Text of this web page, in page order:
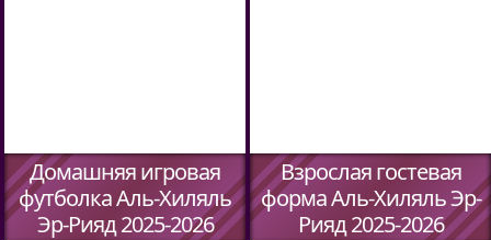
Домашняя игровая
футболка Аль-Хиляль
Эр-Рияд 2025-2026
Взрослая гостевая
форма Аль-Хиляль Эр-
Рияд 2025-2026